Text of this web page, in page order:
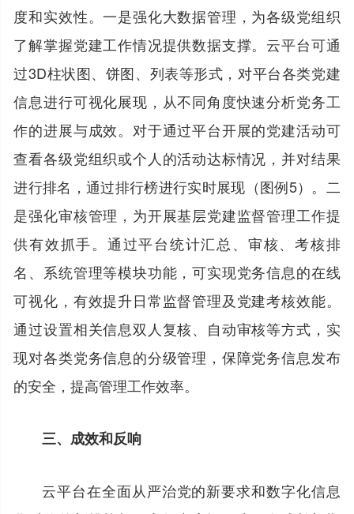
度和实效性。一是强化大数据管理，为各级党组织
了解掌握党建工作情况提供数据支撑。云平台可通
过3D柱状图、饼图、列表等形式，对平台各类党建
信息进行可视化展现，从不同角度快速分析党务工
作的进展与成效。对于通过平台开展的党建活动可
查看各级党组织或个人的活动达标情况，并对结果
进行排名，通过排行榜进行实时展现（图例5）。二
是强化审核管理，为开展基层党建监督管理工作提
供有效抓手。通过平台统计汇总、审核、考核排
名、系统管理等模块功能，可实现党务信息的在线
可视化，有效提升日常监督管理及党建考核效能。
通过设置相关信息双人复核、自动审核等方式，实
现对各类党务信息的分级管理，保障党务信息发布
的安全，提高管理工作效率。
三、成效和反响
云平台在全面从严治党的新要求和数字化信息